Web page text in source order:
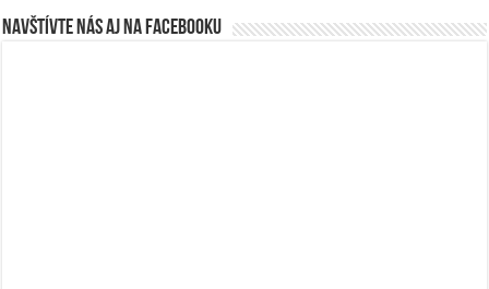
Navštívte nás aj na Facebooku